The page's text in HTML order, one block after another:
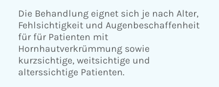
Die Behandlung eignet sich je nach Alter,
Fehlsichtigkeit und Augenbeschaffenheit
für für Patienten mit
Hornhautverkrümmung sowie
kurzsichtige, weitsichtige und
alterssichtige Patienten.